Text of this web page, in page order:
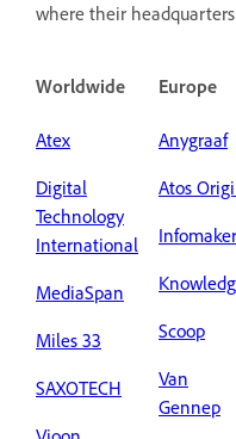
where their
Worldwide
Atex
Digital
Technology
International
MediaSpan
Miles 33
SAXOTECH
Europe
Anygraaf
Atos
Infomaker
Scoop
Van
Gennep